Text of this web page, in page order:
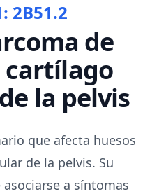
2B51.2
de
cartílago
la pelvis
que afecta huesos
de la pelvis. Su
a síntomas